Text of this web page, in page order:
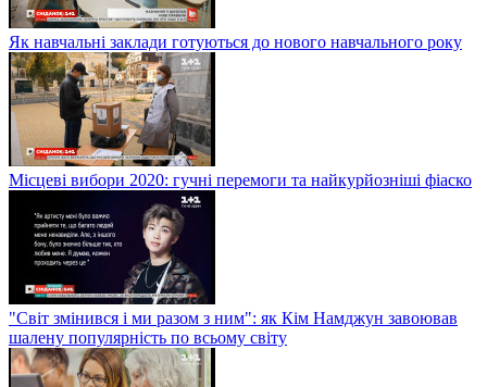
Як навчальні заклади готуються до нового навчального року
Місцеві вибори 2020: гучні перемоги та найкурйозніші фіаско
"Світ змінився і ми разом з ним": як Кім Намджун завоював
шалену популярність по всьому світу